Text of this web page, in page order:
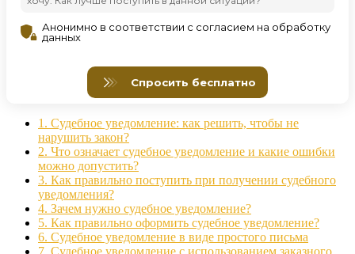
1. Судебное уведомление: как решить, чтобы не
нарушить закон?
2. Что означает судебное уведомление и какие ошибки
можно допустить?
3. Как правильно поступить при получении судебного
уведомления?
4. Зачем нужно судебное уведомление?
5. Как правильно оформить судебное уведомление?
6. Судебное уведомление в виде простого письма